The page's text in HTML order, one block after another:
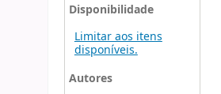
Disponibilidade
Limitar aos itens
disponíveis.
Autores